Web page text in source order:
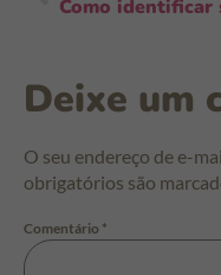
Deixe um
O seu endereço de e-
obrigatórios são
Comentário *